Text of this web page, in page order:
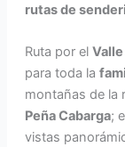
rutas de
Ruta por el
para toda la
montañas de la
Peña Cabarga;
vistas